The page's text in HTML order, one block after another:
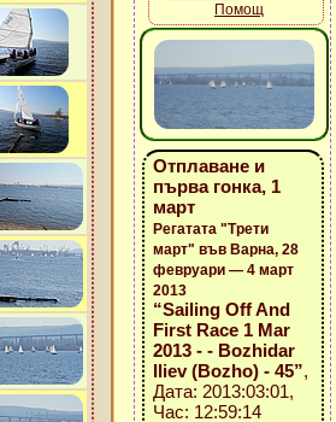
Помощ
Отплаване и
първа гонка, 1
март
Регатата "Трети
март" във Варна, 28
февруари — 4 март
2013
“Sailing Off And
First Race 1 Mar
2013 - - Bozhidar
Iliev (Bozho) - 45”,
Дата: 2013:03:01,
Час: 12:59:14